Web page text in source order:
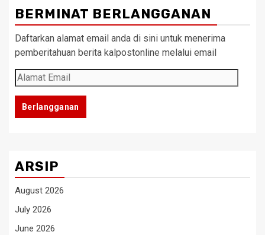
BERMINAT BERLANGGANAN
Daftarkan alamat email anda di sini untuk menerima
pemberitahuan berita kalpostonline melalui email
Alamat
Email
Berlangganan
ARSIP
August 2026
July 2026
June 2026